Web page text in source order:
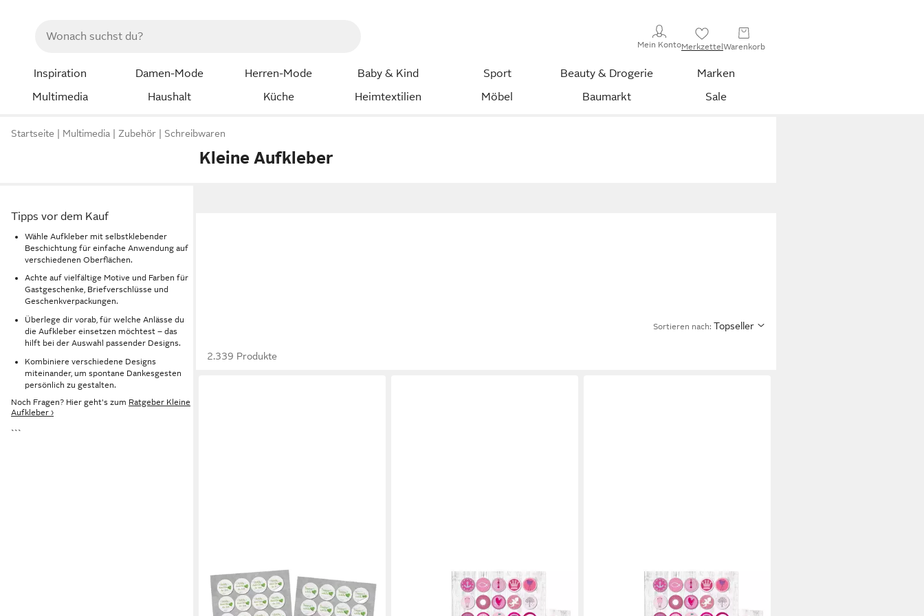
Mein KontoMerkzettelWarenkorb
Inspiration Damen-Mode Herren-Mode Baby & Kind Sport Beauty & Drogerie
Marken
Multimedia
Haushalt Küche Heimtextilien Möbel Baumarkt Sale
Startseite Multimedia Zubehör Schreibwaren
Kleine Aufkleber
Tipps vor dem Kauf
Wähle Aufkleber mit selbstklebender
Beschichtung für einfache Anwendung auf
verschiedenen Oberflächen.
Achte auf vielfältige Motive und Farben für
Gastgeschenke, Briefverschlüsse und
Geschenkverpackungen.
Überlege dir vorab, für welche Anlässe du
die Aufkleber einsetzen möchtest – das
hilft bei der Auswahl passender Designs.
Kombiniere verschiedene Designs
miteinander, um spontane Dankesgesten
persönlich zu gestalten.
Noch Fragen? Hier geht's zum Ratgeber Kleine
Aufkleber ›
```
Sortieren nach: Topseller
2.339 Produkte
LOGBUCH-VERLAG
Aufkleber SET 2 x 24 SCHÖN DASS
DU DA BIST + DANKESCHÖN